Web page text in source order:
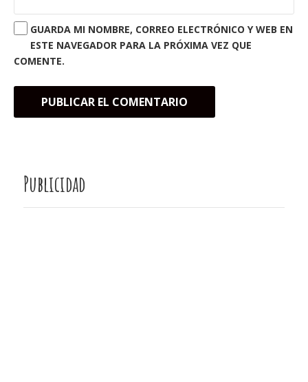
GUARDA MI NOMBRE, CORREO ELECTRÓNICO Y WEB EN
ESTE NAVEGADOR PARA LA PRÓXIMA VEZ QUE
COMENTE.
Publicidad